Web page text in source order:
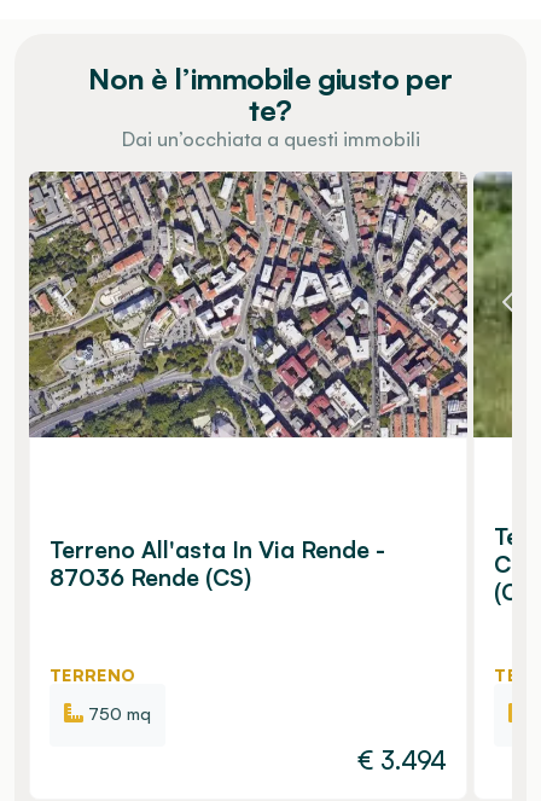
Non è l’immobile giusto per
te?
Dai un’occhiata a questi immobili
Terreno All'asta In Via Rende -
87036 Rende (CS)
TERRENO
750 mq
€ 3.494
(CS)